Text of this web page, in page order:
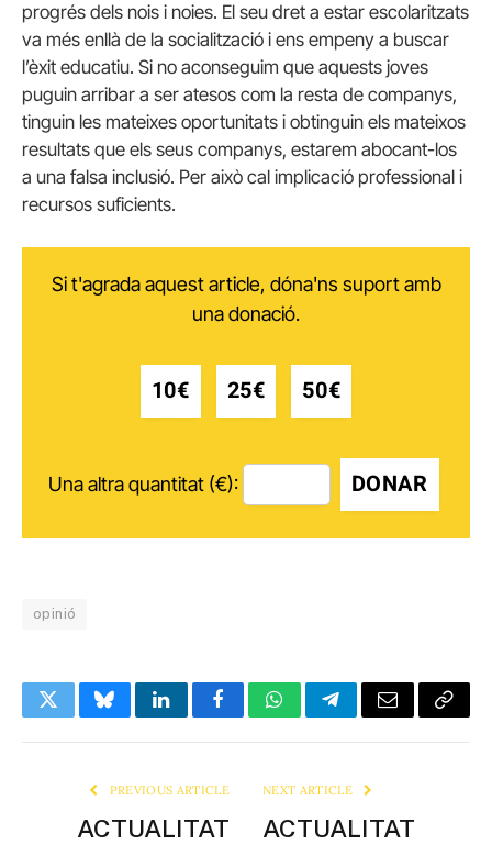
progrés dels nois i noies. El seu dret a estar escolaritzats
va més enllà de la socialització i ens empeny a buscar
l’èxit educatiu. Si no aconseguim que aquests joves
puguin arribar a ser atesos com la resta de companys,
tinguin les mateixes oportunitats i obtinguin els mateixos
resultats que els seus companys, estarem abocant-los
a una falsa inclusió. Per això cal implicació professional i
recursos suficients.
Si t'agrada aquest article, dóna'ns suport amb
una donació.
10€ 25€ 50€
Una altra quantitat (€): DONAR
opinió
TwitterBlueskyLinkedInFacebookWhatsAppTelegramEmail Copy
PREVIOUS ARTICLE
ACTUALITAT
NEXT ARTICLE
ACTUALITAT